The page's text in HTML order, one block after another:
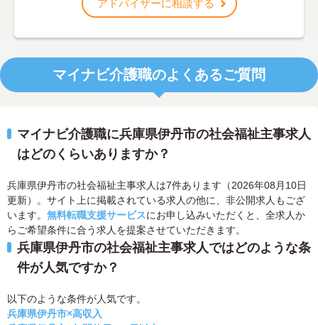
アドバイザーに相談する
マイナビ介護職のよくあるご質問
マイナビ介護職に兵庫県伊丹市の社会福祉主事求人
はどのくらいありますか？
兵庫県伊丹市の社会福祉主事求人は7件あります（2026年08月10日
更新）。サイト上に掲載されている求人の他に、非公開求人もござ
います。 無料転職支援サービスにお申し込みいただくと、全求人か
らご希望条件に合う求人を提案させていただきます。
兵庫県伊丹市の社会福祉主事求人ではどのような条
件が人気ですか？
以下のような条件が人気です。
兵庫県伊丹市×高収入